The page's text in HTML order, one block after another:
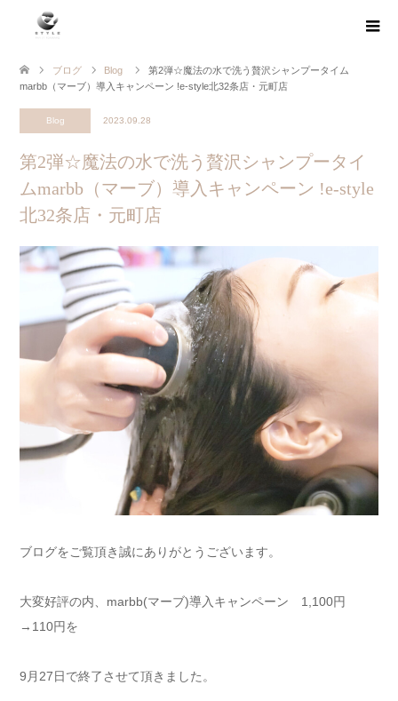
ブログ Blog
第2弾☆魔法の水で洗う贅沢シャンプータイム
marbb（マーブ）導入キャンペーン !e-style北32条店・元町店
Blog 2023.09.28
第2弾☆魔法の水で洗う贅沢シャンプータイ
ムmarbb（マーブ）導入キャンペーン !e-style
北32条店・元町店
ブログをご覧頂き誠にありがとうございます。
大変好評の内、marbb(マーブ)導入キャンペーン 1,100円
→110円を
9月27日で終了させて頂きました。